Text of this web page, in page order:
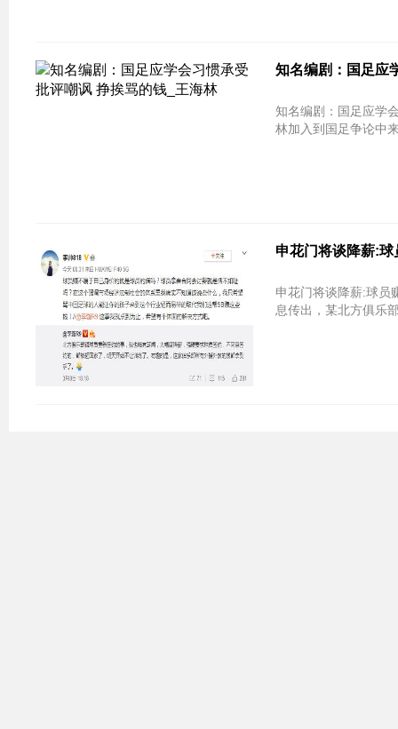
知名编剧：国足应
知名编剧：国足应学
林加入到国足争论中
申花门将谈降薪:
申花门将谈降薪:球员
息传出，某北方俱乐